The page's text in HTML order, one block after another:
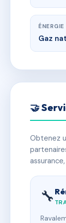
ÉNERGIE
Gaz
🤝
Obtenez
🔧